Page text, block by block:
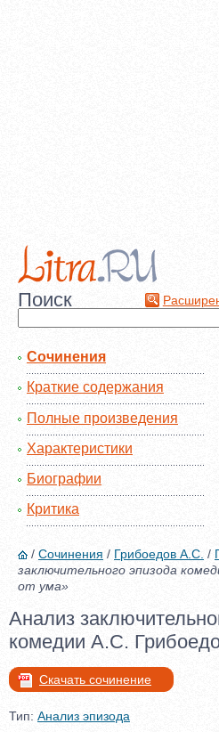
Поиск
Сочинения
Краткие содержания
Полные произведения
Характеристики
Биографии
Критика
/ Сочинения / Грибоедов А.С. /
заключительного эпизода
от ума»
Анализ
комедии А.С.
Скачать сочинение
Тип: Анализ эпизода